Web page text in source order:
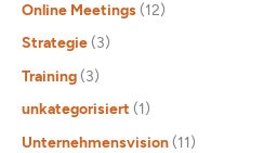
Online Meetings (12)
Strategie (3)
Training (3)
unkategorisiert (1)
Unternehmensvision (11)